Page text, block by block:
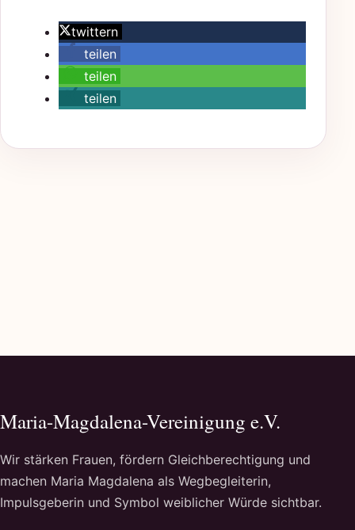
twittern
teilen
teilen
teilen
Maria-Magdalena-Vereinigung e.V.
Wir stärken Frauen, fördern Gleichberechtigung und
machen Maria Magdalena als Wegbegleiterin,
Impulsgeberin und Symbol weiblicher Würde sichtbar.